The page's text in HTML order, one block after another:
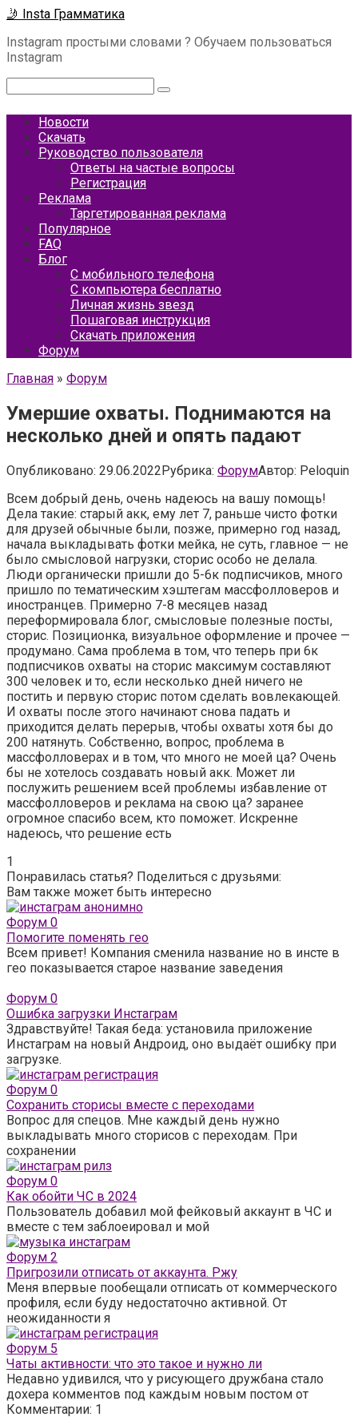
Перейти
контенту
🤳 Insta Грамматика
Instagram простыми словами ? Обучаем пользоваться
Instagram
Новости
Скачать
Руководство пользователя
Ответы на частые вопросы
Регистрация
Реклама
Таргетированная реклама
Популярное
FAQ
Блог
С мобильного телефона
С компьютера бесплатно
Личная жизнь звезд
Пошаговая инструкция
Скачать приложения
Форум
Главная » Форум
Умершие охваты. Поднимаются на
несколько дней и опять падают
Опубликовано: 29.06.2022Рубрика: ФорумАвтор: Peloquin
Всем добрый день, очень надеюсь на вашу помощь!
Дела такие: старый акк, ему лет 7, раньше чисто фотки
для друзей обычные были, позже, примерно год назад,
начала выкладывать фотки мейка, не суть, главное — не
было смысловой нагрузки, сторис особо не делала.
Люди органически пришли до 5-6к подписчиков, много
пришло по тематическим хэштегам массфолловеров и
иностранцев. Примерно 7-8 месяцев назад
переформировала блог, смысловые полезные посты,
сторис. Позиционка, визуальное оформление и прочее —
продумано. Сама проблема в том, что теперь при 6к
подписчиков охваты на сторис максимум составляют
300 человек и то, если несколько дней ничего не
постить и первую сторис потом сделать вовлекающей.
И охваты после этого начинают снова падать и
приходится делать перерыв, чтобы охваты хотя бы до
200 натянуть. Собственно, вопрос, проблема в
массфолловерах и в том, что много не моей ца? Очень
бы не хотелось создавать новый акк. Может ли
послужить решением всей проблемы избавление от
массфолловеров и реклама на свою ца? заранее
огромное спасибо всем, кто поможет. Искренне
надеюсь, что решение есть
1
Понравилась статья? Поделиться с друзьями:
Вам также может быть интересно
Форум 0
Помогите поменять гео
Всем привет! Компания сменила название но в инсте в
гео показывается старое название заведения
Форум 0
Ошибка загрузки Инстаграм
Здравствуйте! Такая беда: установила приложение
Инстаграм на новый Андроид, оно выдаёт ошибку при
загрузке.
Форум 0
Сохранить сторисы вместе с переходами
Вопрос для спецов. Мне каждый день нужно
выкладывать много сторисов с переходам. При
сохранении
Форум 0
Как обойти ЧС в 2024
Пользователь добавил мой фейковый аккаунт в ЧС и
вместе с тем заблоеировал и мой
Форум 2
Пригрозили отписать от аккаунта. Ржу
Меня впервые пообещали отписать от коммерческого
профиля, если буду недостаточно активной. От
неожиданности я
Форум 5
Чаты активности: что это такое и нужно ли
Недавно удивился, что у рисующего дружбана стало
дохера комментов под каждым новым постом от
Комментарии: 1